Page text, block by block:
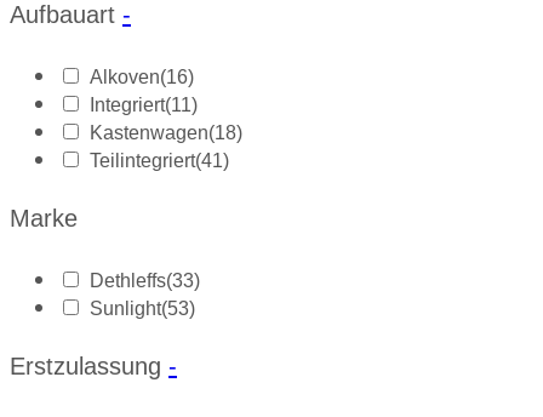
Aufbauart -
Alkoven(16)
Integriert(11)
Kastenwagen(18)
Teilintegriert(41)
Marke
Dethleffs(33)
Sunlight(53)
Erstzulassung -